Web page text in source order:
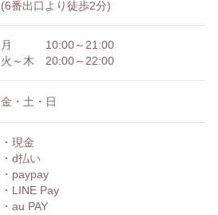
(6番出口より徒歩2分)
月 10:00～21:00
火～木 20:00～22:00
金・土・日
・現金
・d払い
・paypay
・LINE Pay
・au PAY